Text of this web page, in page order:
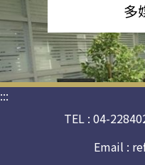
多
:::
TEL : 04-
Email :